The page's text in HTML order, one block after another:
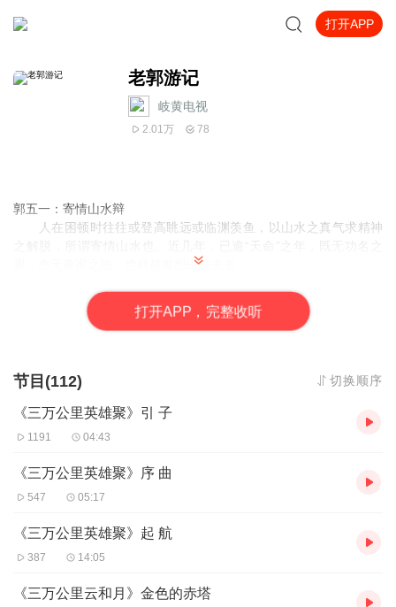
打开APP
老郭游记
岐黄电视
2.01万 78
郭五一：寄情山水辩
人在困顿时往往或登高眺远或临渊羡鱼，以山水之真气求精神
累，亦无身家之拖，也就越发想出去走走。
场大玩？能天真，能率性，能本色，自风流也，何来丧志？”
志者，士之心也，居庙堂之高忧其民，处江湖之远忧其君，临
当今之世，除旧布新。旧有价值崩颓，“礼崩乐坏”；新生价值萌
生，“式微纷杂”。精神失去依托，生命丧失意义，享乐主义、功利主
义泛滥，勤劳致富、社会保障缺失，竞争与危机同在，压迫与恐惧
共存。当此之时，遁迹于江湖，寄情于山水，在真山真水的恒定与
我经常远足，到大山大水中徘徊，深感人渴求自由与安定的情
致会赋予山水以灵性。“相看两不厌，惟有敬亭山”，那是诗人的化
境，化到浓酣忘我，境与神会，怎不神纯意静，真气扑人？
真诚是人的第一心理需要，也是人类社会一切真道德、真情感
的源泉。
当人失去真诚，失去相互的信任，便会走向自然，走进山水，
浴在心灵的洗礼中，一股爱的无名哀感膨而涨之，超然于功利争斗
打开APP，完整收听
节目(112) 切换顺序
《三万公里英雄聚》引 子
1191 04:43
《三万公里英雄聚》序 曲
547 05:17
《三万公里英雄聚》起 航
387 14:05
《三万公里云和月》金色的赤塔